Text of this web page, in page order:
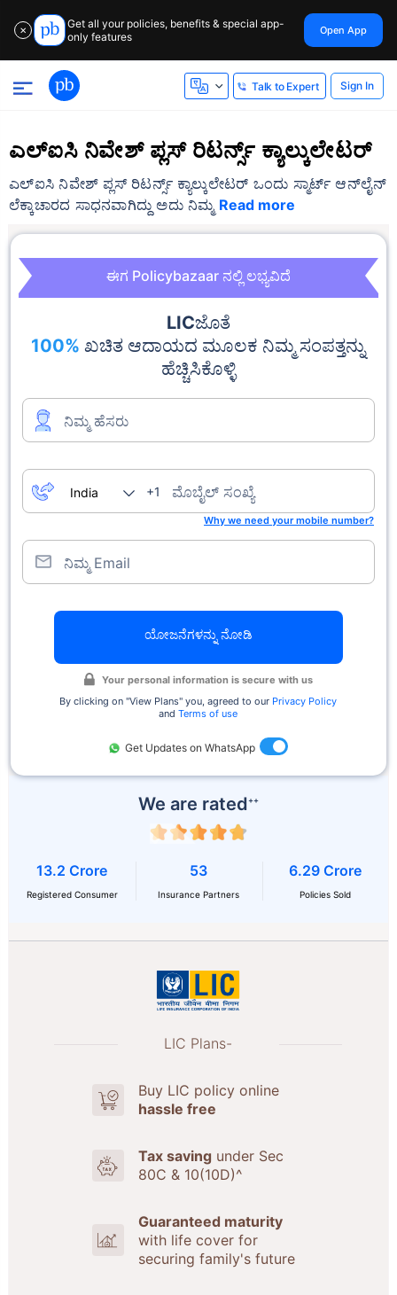
✕
Get all your policies, benefits & special app-
only features
Open App
Talk to Expert Sign In
ಎಲ್ಐಸಿ ನಿವೇಶ್ ಪ್ಲಸ್ ರಿಟರ್ನ್ಸ್ ಕ್ಯಾಲ್ಕುಲೇಟರ್
ಎಲ್ಐಸಿ ನಿವೇಶ್ ಪ್ಲಸ್ ರಿಟರ್ನ್ಸ್ ಕ್ಯಾಲ್ಕುಲೇಟರ್ ಒಂದು ಸ್ಮಾರ್ಟ್ ಆನ್‌ಲೈನ್
ಲೆಕ್ಕಾಚಾರದ ಸಾಧನವಾಗಿದ್ದು ಅದು ನಿಮ್ಮ Read more
LIC Plans-
Buy LIC policy online
hassle free
Tax savingunder Sec
80C & 10(10D)^
Guaranteed maturity
with life cover for
securing family's future
We are rated++
13.2 Crore
Registered Consumer
53
Insurance Partners
6.29 Crore
Policies Sold
ಈಗ Policybazaar ನಲ್ಲಿ ಲಭ್ಯವಿದೆ
LICಜೊತೆ
100% ಖಚಿತ ಆದಾಯದ ಮೂಲಕ ನಿಮ್ಮ ಸಂಪತ್ತನ್ನು
ಹೆಚ್ಚಿಸಿಕೊಳ್ಳಿ
ನಿಮ್ಮ ಹೆಸರು
+1 ಮೊಬೈಲ್ ಸಂಖ್ಯೆ
Why we need your mobile number?
ನಿಮ್ಮ Email
ಯೋಜನೆಗಳನ್ನು ನೋಡಿ
Your personal information is secure with us
By clicking on ''View Plans'' you, agreed to our Privacy Policy
andTerms of use
Get Updates on WhatsApp